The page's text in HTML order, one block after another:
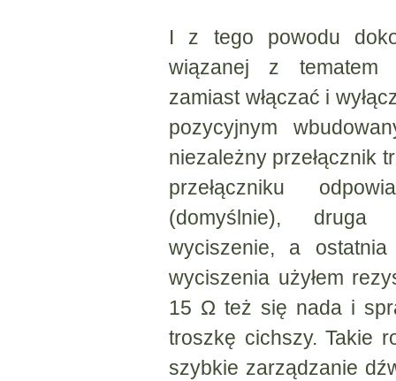
I z tego powodu
wiązanej z tematem
zamiast włączać i
pozycyjnym
niezależny przełącznik
przełączniku
(domyślnie), druga
wyciszenie, a
wyciszenia użyłem
15 Ω też się nada i
troszkę cichszy. Takie
szybkie zarządzanie